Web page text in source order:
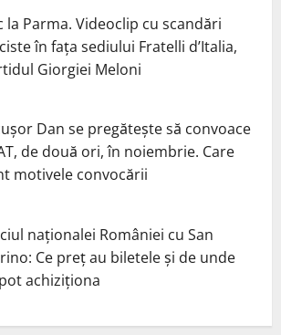
la Parma. Videoclip cu scandări
în fața sediului Fratelli d’Italia,
Giorgiei Meloni
Dan se pregăteşte să convoace
de două ori, în noiembrie. Care
motivele convocării
naționalei României cu San
Ce preț au biletele și de unde
achiziționa